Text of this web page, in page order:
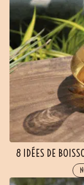
(35
8 IDÉES DE